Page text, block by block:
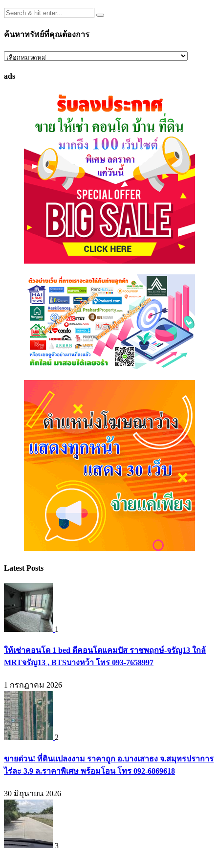
ค้นหาทรัพย์ที่คุณต้องการ
ค้นหา
ที่
ads
Latest Posts
1
ให้เช่าคอนโด 1 bed ดีคอนโดแคมปัส ราชพฤกษ์-จรัญ13 ใกล้
MRTจรัญ13 , BTSบางหว้า โทร 093-7658997
1 กรกฎาคม 2026
2
ขายด่วน! ที่ดินแปลงงาม ราคาถูก อ.บางเสาธง จ.สมุทรปราการ
ไร่ละ 3.9 ล.ราคาพิเศษ พร้อมโอน โทร 092-6869618
30 มิถุนายน 2026
3